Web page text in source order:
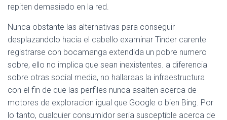
repiten demasiado en la red.
Nunca obstante las alternativas para conseguir
desplazandolo hacia el cabello examinar Tinder carente
registrarse con bocamanga extendida un pobre numero
sobre, ello no implica que sean inexistentes. a diferencia
sobre otras social media, no hallaraas la infraestructura
con el fin de que las perfiles nunca asalten acerca de
motores de exploracion igual que Google o bien Bing. Por
lo tanto, cualquier consumidor seria susceptible acerca de